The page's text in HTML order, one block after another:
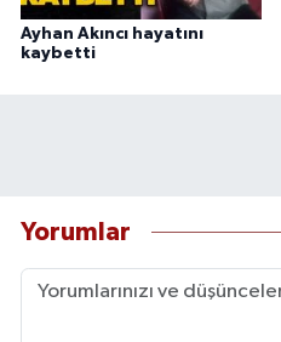
Ayhan Akıncı hayatını
kaybetti
Yorumlar